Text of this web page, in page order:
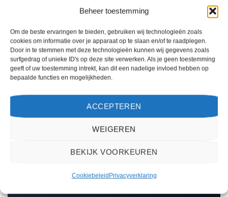
Beheer toestemming
Om de beste ervaringen te bieden, gebruiken wij technologieën zoals
cookies om informatie over je apparaat op te slaan en/of te raadplegen.
Door in te stemmen met deze technologieën kunnen wij gegevens zoals
surfgedrag of unieke ID's op deze site verwerken. Als je geen toestemming
geeft of uw toestemming intrekt, kan dit een nadelige invloed hebben op
bepaalde functies en mogelijkheden.
ACCEPTEREN
WEIGEREN
BEKIJK VOORKEUREN
CookiebeleidPrivacyverklaring
en ontbijt
Gewaardeerd
4.5uit 5
€533,00
Hotel Kaktus Playa - logies en ontbijt
is een 4.5 sterren accommodatie in
onze partner Sunweb. Nu vanaf
EUR 533.00 per persoon.
extra ingekocht
Gewaardeerd
5uit 5
€602,00
Atzavara Hotel & Spa - extra
boekt deze reis direct bij onze
partner Sunweb. Nu vanaf EUR